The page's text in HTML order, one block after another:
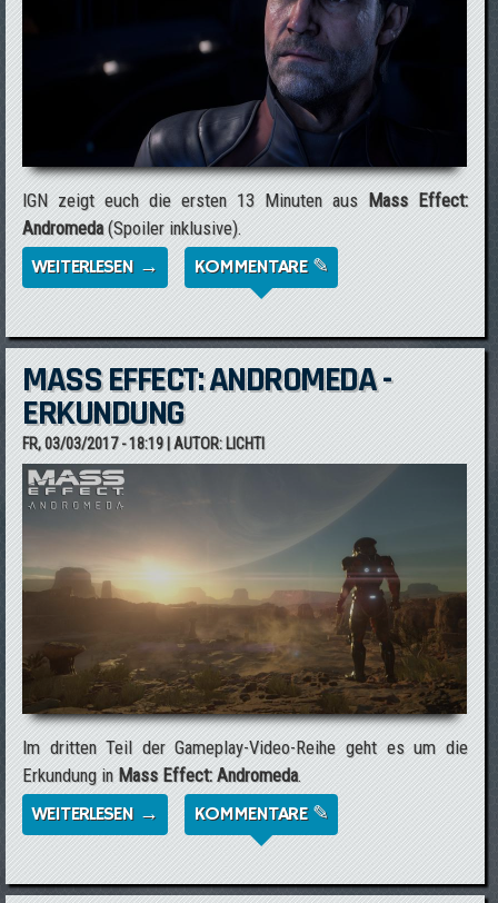
IGN zeigt euch die ersten 13 Minuten ausMass Effect:
Andromeda(Spoiler inklusive).
WEITERLESEN → ÜBER SEHT DIE ERSTEN 13 MINUTEN AUS
MASS EFFECT: ANDROMEDA
KOMMENTARE ✎
MASS EFFECT: ANDROMEDA -
ERKUNDUNG
FR, 03/03/2017 - 18:19| AUTOR: LICHTI
Im dritten Teil der Gameplay-Video-Reihe geht es um die
Erkundung in Mass Effect: Andromeda.
WEITERLESEN → ÜBER MASS EFFECT: ANDROMEDA -
ERKUNDUNG
KOMMENTARE ✎